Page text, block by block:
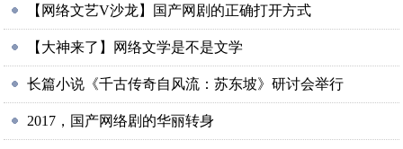
【网络文艺V沙龙】国产网剧的正确打开方式
【大神来了】网络文学是不是文学
长篇小说《千古传奇自风流：苏东坡》研讨会举行
2017，国产网络剧的华丽转身